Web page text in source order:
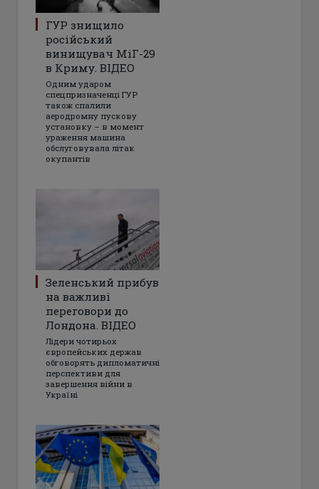
ГУР знищило
російський
винищувач МіГ-29
в Криму. ВІДЕО
Одним ударом
спецпризначенці ГУР
також спалили
аеродромну пускову
установку – в момент
ураження машина
обслуговувала літак
окупантів
Зеленський прибув
на важливі
переговори до
Лондона. ВІДЕО
Лідери чотирьох
європейських держав
обговорять дипломатичні
перспективи для
завершення війни в
Україні